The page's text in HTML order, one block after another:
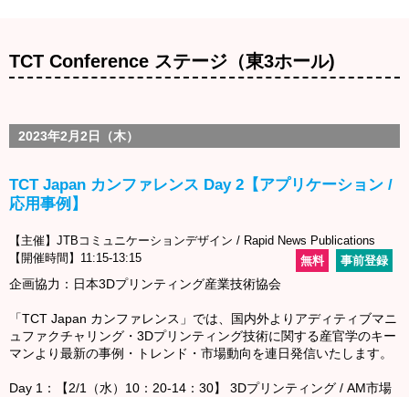
TCT Conference ステージ（東3ホール)
2023年2月2日（木）
TCT Japan カンファレンス Day 2【アプリケーション /
応用事例】
【主催】JTBコミュニケーションデザイン / Rapid News Publications
【開催時間】11:15-13:15
事前登録
無料
企画協力：日本3Dプリンティング産業技術協会
「TCT Japan カンファレンス」では、国内外よりアディティブマニ
ュファクチャリング・3Dプリンティング技術に関する産官学のキー
マンより最新の事例・トレンド・市場動向を連日発信いたします。
Day 1：【2/1（水）10：20-14：30】 3Dプリンティング / AM市場